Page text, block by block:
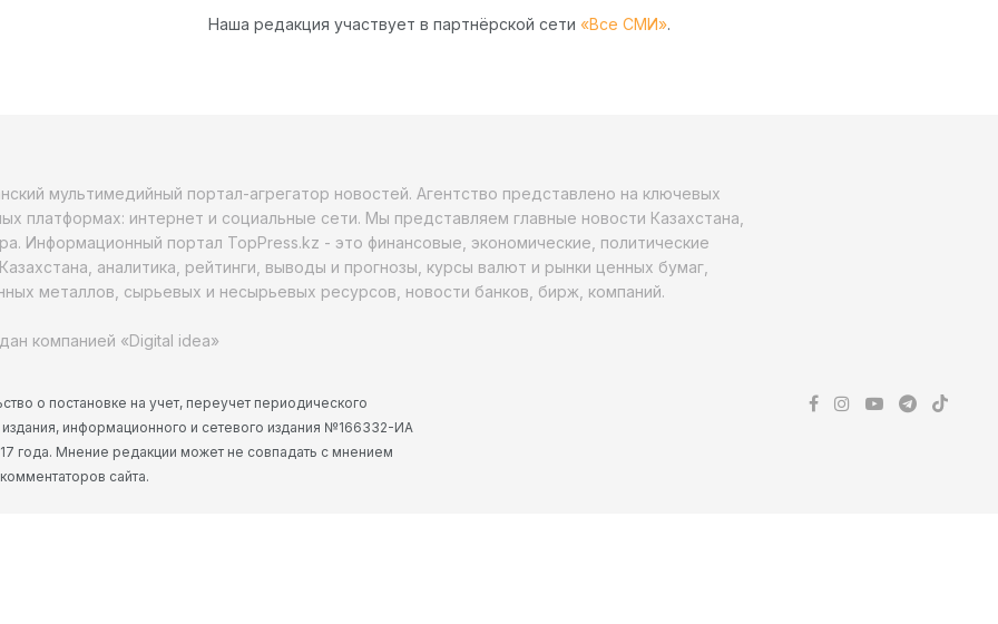
Наша редакция участвует в партнёрской сети «Все СМИ».
мультимедийный портал-агрегатор новостей. Агентство представлено на ключевых
платформах: интернет и социальные сети. Мы представляем главные новости Казахстана,
Информационный портал TopPress.kz - это финансовые, экономические, политические
аналитика, рейтинги, выводы и прогнозы, курсы валют и рынки ценных бумаг,
металлов, сырьевых и несырьевых ресурсов, новости банков, бирж, компаний.
компанией «Digital idea»
о постановке на учет, переучет периодического
издания, информационного и сетевого издания №166332-ИА
года. Мнение редакции может не совпадать с мнением
сайта.